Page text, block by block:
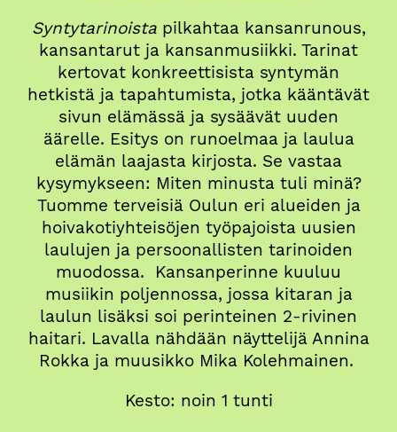
Syntytarinoistapilkahtaa kansanrunous,
kansantarut ja kansanmusiikki. Tarinat
kertovat konkreettisista syntymän
hetkistä ja tapahtumista, jotka kääntävät
sivun elämässä ja sysäävät uuden
äärelle. Esitys on runoelmaa ja laulua
elämän laajasta kirjosta. Se vastaa
kysymykseen: Miten minusta tuli minä?
Tuomme terveisiä Oulun eri alueiden ja
hoivakotiyhteisöjen työpajoista uusien
laulujen ja persoonallisten tarinoiden
muodossa. Kansanperinne kuuluu
musiikin poljennossa, jossa kitaran ja
laulun lisäksi soi perinteinen 2-rivinen
haitari. Lavalla nähdään näyttelijä Annina
Rokka ja muusikko Mika Kolehmainen.
Kesto: noin 1 tunti